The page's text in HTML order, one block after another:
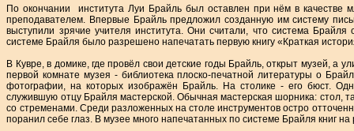
По окончании института Луи Брайль был оставлен при нём в качестве
преподавателем. Впервые Брайль предложил созданную им систему
выступили зрячие учителя института. Они считали, что система
системе Брайля было разрешено напечатать первую книгу «Краткая
В Кувре, в домике, где провёл свои детские годы Брайль, открыт музей, а
первой комнате музея - библиотека плоско-печатной литературы о
фотографии, на которых изображён Брайль. На столике - его бюст.
служившую отцу Брайля мастерской. Обычная мастерская шорника: стол,
со стременами. Среди разложенных на столе инструментов остро
поранил себе глаз. В музее много напечатанных по системе Брайля книг